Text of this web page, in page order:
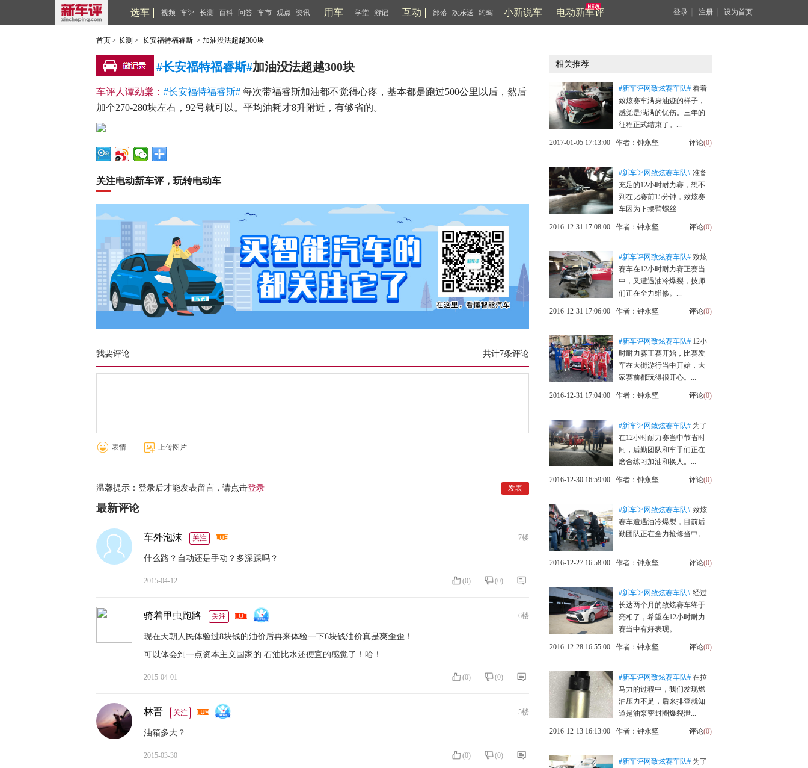
选车 视频 车评 长测 百科 问答 车市 观点 资讯 用车 学堂 游记 互动 部落 欢乐送 约驾 小新说车 电动新车评 登录 注册 设为首页
首页 > 长测 > 长安福特福睿斯 > 加油没法超越300块
#长安福特福睿斯#加油没法超越300块
车评人谭劲棠： #长安福特福睿斯# 每次带福睿斯加油都不觉得心疼，基本都是跑过500公里以后，然后
加个270-280块左右，92号就可以。平均油耗才8升附近，有够省的。
关注电动新车评，玩转电动车
共计7条评论
我要评论
表情 上传图片
温馨提示：登录后才能发表留言，请点击登录
最新评论
车外泡沫 关注 7楼
什么路？自动还是手动？多深踩吗？
2015-04-12 (0) (0)
骑着甲虫跑路 关注 6楼
现在天朝人民体验过8块钱的油价后再来体验一下6块钱油价真是爽歪歪！
可以体会到一点资本主义国家的 石油比水还便宜的感觉了！哈！
2015-04-01 (0) (0)
林晋 关注 5楼
油箱多大？
2015-03-30 (0) (0)
相关推荐
#新车评网致炫赛车队# 看着
致炫赛车满身油迹的样子，
感觉是满满的忧伤。三年的
征程正式结束了。...
评论(0)
2017-01-05 17:13:00 作者：钟永坚
#新车评网致炫赛车队# 准备
充足的12小时耐力赛，想不
到在比赛前15分钟，致炫赛
车因为下摆臂螺丝...
评论(0)
2016-12-31 17:08:00 作者：钟永坚
#新车评网致炫赛车队# 致炫
赛车在12小时耐力赛正赛当
中，又遭遇油冷爆裂，技师
们正在全力维修。...
评论(0)
2016-12-31 17:06:00 作者：钟永坚
#新车评网致炫赛车队# 12小
时耐力赛正赛开始，比赛发
车在大街游行当中开始，大
家赛前都玩得很开心。...
评论(0)
2016-12-31 17:04:00 作者：钟永坚
#新车评网致炫赛车队# 为了
在12小时耐力赛当中节省时
间，后勤团队和车手们正在
磨合练习加油和换人。...
评论(0)
2016-12-30 16:59:00 作者：钟永坚
#新车评网致炫赛车队# 致炫
赛车遭遇油冷爆裂，目前后
勤团队正在全力抢修当中。...
评论(0)
2016-12-27 16:58:00 作者：钟永坚
#新车评网致炫赛车队# 经过
长达两个月的致炫赛车终于
亮相了，希望在12小时耐力
赛当中有好表现。...
评论(0)
2016-12-28 16:55:00 作者：钟永坚
#新车评网致炫赛车队# 在拉
马力的过程中，我们发现燃
油压力不足，后来排查就知
道是油泵密封圈爆裂泄...
评论(0)
2016-12-13 16:13:00 作者：钟永坚
#新车评网致炫赛车队# 为了